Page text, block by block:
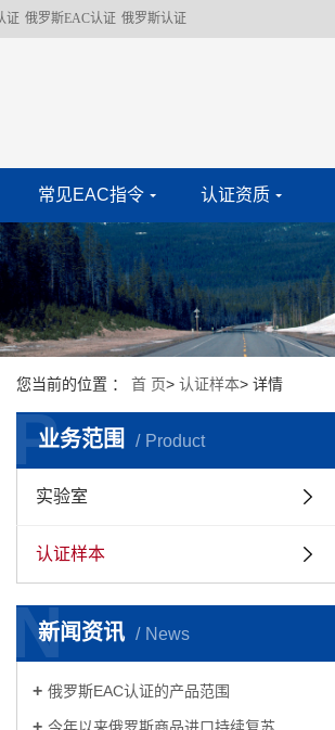
证 俄罗斯EAC认证 俄罗斯认证
常见EAC指令 认证资质
您当前的位置 ： 首 页> 认证样本> 详情
业务范围 Product
P
实验室
认证样本
新闻资讯 News
N
俄罗斯EAC认证的产品范围
今年以来俄罗斯商品进口持续复苏